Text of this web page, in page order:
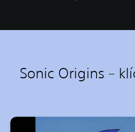
Sonic Origins –